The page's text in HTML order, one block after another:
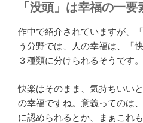
「没頭」は幸福の一要
作中で紹介されていますが、
う分野では、人の幸福は、「
３種類に分けられるそうです。
快楽はそのまま、気持ちいい
の幸福ですね。意義ってのは
に認められるとか、まぁこれ